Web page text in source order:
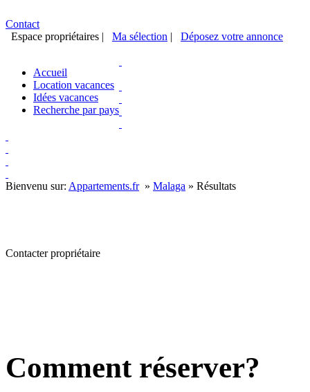
Contact
Espace propriétaires | Ma sélection | Déposez votre annonce
Accueil
Location vacances
Idées vacances
Recherche par pays
Bienvenu sur: Appartements.fr » Malaga » Résultats
Contacter propriétaire
Comment réserver?